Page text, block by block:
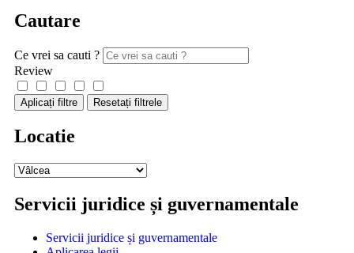
Cautare
Ce vrei sa cauti ?
Review
Aplicați filtre Resetați filtrele
Locatie
Servicii juridice și guvernamentale
Servicii juridice și guvernamentale